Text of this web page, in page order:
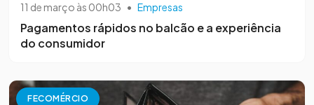
11 de março às 00h03 • Empresas
Pagamentos rápidos no balcão e a experiência
do consumidor
FECOMÉRCIO